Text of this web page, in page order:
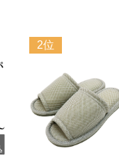
2位